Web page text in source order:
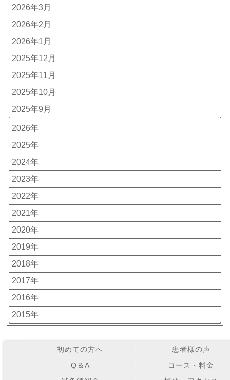
2026年3月
2026年2月
2026年1月
2025年12月
2025年11月
2025年10月
2025年9月
2026年
2025年
2024年
2023年
2022年
2021年
2020年
2019年
2018年
2017年
2016年
2015年
初めての方へ
患者様の声
Q＆A
コース・料金